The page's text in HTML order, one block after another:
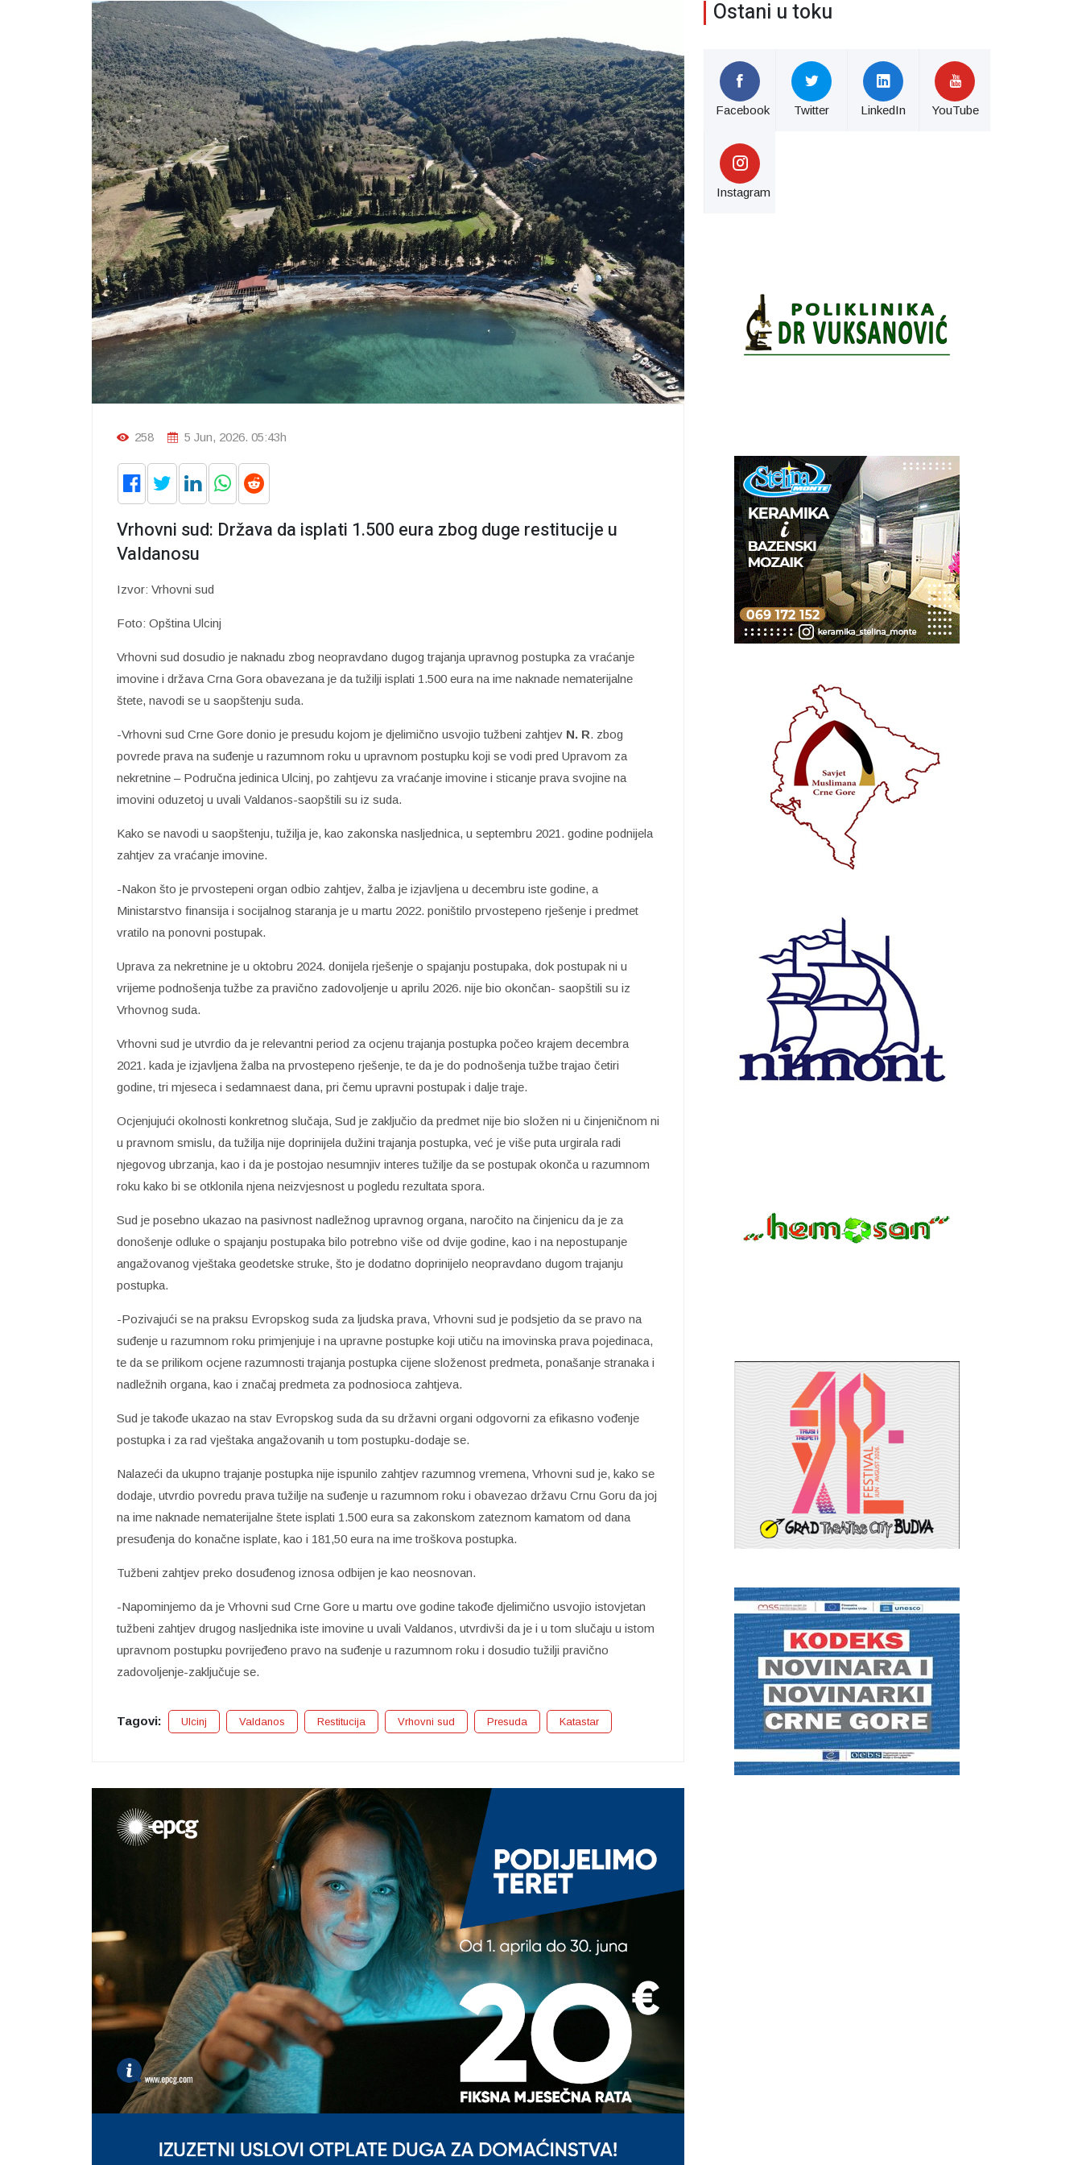
258 5 Jun, 2026. 05:43h
Vrhovni sud: Država da isplati 1.500 eura zbog duge restitucije u
Valdanosu
Izvor: Vrhovni sud
Foto: Opština Ulcinj
Vrhovni sud dosudio je naknadu zbog neopravdano dugog trajanja upravnog postupka za vraćanje
imovine i država Crna Gora obavezana je da tužilji isplati 1.500 eura na ime naknade nematerijalne
štete, navodi se u saopštenju suda.
-Vrhovni sud Crne Gore donio je presudu kojom je djelimično usvojio tužbeni zahtjev N. R. zbog
povrede prava na suđenje u razumnom roku u upravnom postupku koji se vodi pred Upravom za
nekretnine – Područna jedinica Ulcinj, po zahtjevu za vraćanje imovine i sticanje prava svojine na
imovini oduzetoj u uvali Valdanos-saopštili su iz suda.
Kako se navodi u saopštenju, tužilja je, kao zakonska nasljednica, u septembru 2021. godine podnijela
zahtjev za vraćanje imovine.
-Nakon što je prvostepeni organ odbio zahtjev, žalba je izjavljena u decembru iste godine, a
Ministarstvo finansija i socijalnog staranja je u martu 2022. poništilo prvostepeno rješenje i predmet
vratilo na ponovni postupak.
Uprava za nekretnine je u oktobru 2024. donijela rješenje o spajanju postupaka, dok postupak ni u
vrijeme podnošenja tužbe za pravično zadovoljenje u aprilu 2026. nije bio okončan- saopštili su iz
Vrhovnog suda.
Vrhovni sud je utvrdio da je relevantni period za ocjenu trajanja postupka počeo krajem decembra
2021. kada je izjavljena žalba na prvostepeno rješenje, te da je do podnošenja tužbe trajao četiri
godine, tri mjeseca i sedamnaest dana, pri čemu upravni postupak i dalje traje.
Ocjenjujući okolnosti konkretnog slučaja, Sud je zaključio da predmet nije bio složen ni u činjeničnom ni
u pravnom smislu, da tužilja nije doprinijela dužini trajanja postupka, već je više puta urgirala radi
njegovog ubrzanja, kao i da je postojao nesumnjiv interes tužilje da se postupak okonča u razumnom
roku kako bi se otklonila njena neizvjesnost u pogledu rezultata spora.
Sud je posebno ukazao na pasivnost nadležnog upravnog organa, naročito na činjenicu da je za
donošenje odluke o spajanju postupaka bilo potrebno više od dvije godine, kao i na nepostupanje
angažovanog vještaka geodetske struke, što je dodatno doprinijelo neopravdano dugom trajanju
postupka.
-Pozivajući se na praksu Evropskog suda za ljudska prava, Vrhovni sud je podsjetio da se pravo na
suđenje u razumnom roku primjenjuje i na upravne postupke koji utiču na imovinska prava pojedinaca,
te da se prilikom ocjene razumnosti trajanja postupka cijene složenost predmeta, ponašanje stranaka i
nadležnih organa, kao i značaj predmeta za podnosioca zahtjeva.
Sud je takođe ukazao na stav Evropskog suda da su državni organi odgovorni za efikasno vođenje
postupka i za rad vještaka angažovanih u tom postupku-dodaje se.
Nalazeći da ukupno trajanje postupka nije ispunilo zahtjev razumnog vremena, Vrhovni sud je, kako se
dodaje, utvrdio povredu prava tužilje na suđenje u razumnom roku i obavezao državu Crnu Goru da joj
na ime naknade nematerijalne štete isplati 1.500 eura sa zakonskom zateznom kamatom od dana
presuđenja do konačne isplate, kao i 181,50 eura na ime troškova postupka.
Tužbeni zahtjev preko dosuđenog iznosa odbijen je kao neosnovan.
-Napominjemo da je Vrhovni sud Crne Gore u martu ove godine takođe djelimično usvojio istovjetan
tužbeni zahtjev drugog nasljednika iste imovine u uvali Valdanos, utvrdivši da je i u tom slučaju u istom
upravnom postupku povrijeđeno pravo na suđenje u razumnom roku i dosudio tužilji pravično
zadovoljenje-zaključuje se.
Tagovi: Ulcinj Valdanos Restitucija Vrhovni sud Presuda Katastar
Ostani u toku
Facebook Twitter LinkedIn YouTube
Instagram